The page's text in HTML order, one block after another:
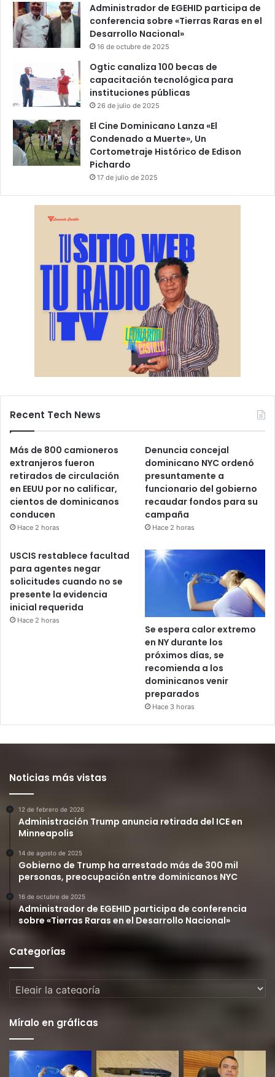
Administrador de EGEHID participa de
conferencia sobre «Tierras Raras en el
Desarrollo Nacional»
16 de octubre de 2025
Ogtic canaliza 100 becas de
capacitación tecnológica para
instituciones públicas
26 de julio de 2025
El Cine Dominicano Lanza «El
Condenado a Muerte», Un
Cortometraje Histórico de Edison
Pichardo
17 de julio de 2025
Recent Tech News
Más de 800 camioneros
extranjeros fueron
retirados de circulación
en EEUU por no calificar,
cientos de dominicanos
conducen
Hace 2 horas
Denuncia concejal
dominicano NYC ordenó
presuntamente a
funcionario del gobierno
recaudar fondos para su
campaña
Hace 2 horas
USCIS restablece facultad
para agentes negar
solicitudes cuando no se
presente la evidencia
inicial requerida
Hace 2 horas
Se espera calor extremo
en NY durante los
próximos días, se
recomienda a los
dominicanos venir
preparados
Hace 3 horas
Noticias más vistas
12 de febrero de 2026
Administración Trump anuncia retirada del ICE en
Minneapolis
14 de agosto de 2025
Gobierno de Trump ha arrestado más de 300 mil
personas, preocupación entre dominicanos NYC
16 de octubre de 2025
Administrador de EGEHID participa de conferencia
sobre «Tierras Raras en el Desarrollo Nacional»
Categorías
Categorías
Míralo en gráficas